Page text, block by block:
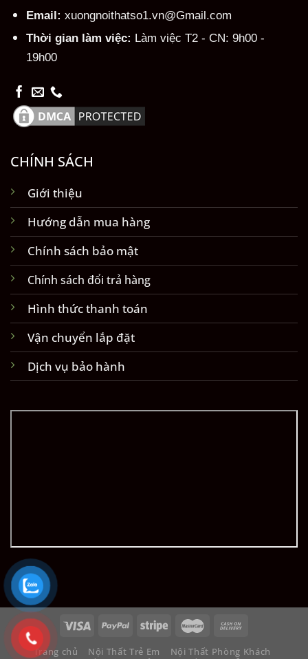
Email: xuongnoithatso1.vn@Gmail.com
Thời gian làm việc: Làm việc T2 - CN: 9h00 -
19h00
CHÍNH SÁCH
Giới thiệu
Hướng dẫn mua hàng
Chính sách bảo mật
Chính sách đổi trả hàng
Hình thức thanh toán
Vận chuyển lắp đặt
Dịch vụ bảo hành
Trang chủ Nội Thất Trẻ Em
Nội Thất Phòng Khách